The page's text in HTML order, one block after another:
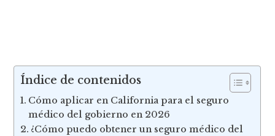
Índice de contenidos
Cómo aplicar en California para el seguro
médico del gobierno en 2026
¿Cómo puedo obtener un seguro médico del